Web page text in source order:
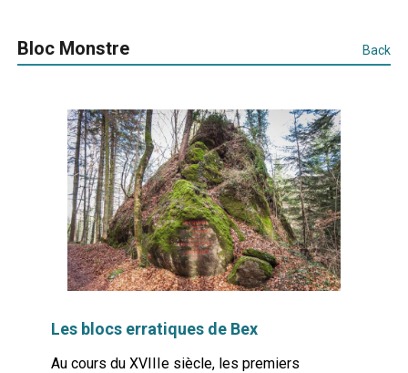
Bloc Monstre Back
Les blocs erratiques de Bex
Au cours du XVIIIe siècle, les premiers